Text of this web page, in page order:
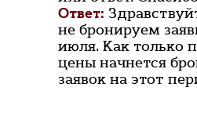
Ответ:
не бронируем
июля. Как только
цены начнется
заявок на этот